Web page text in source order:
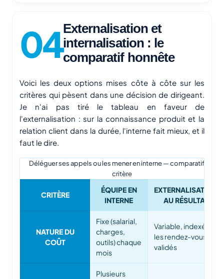
Externalisation et
internalisation : le
comparatif honnête
Voici les deux options mises côte à côte sur les
critères qui pèsent dans une décision de dirigeant.
Je n'ai pas tiré le tableau en faveur de
l'externalisation : sur la connaissance produit et la
relation client dans la durée, l'interne fait mieux, et il
faut le dire.
Déléguer ses appels ou les mener en interne — comparatif par
critère
CRITÈRE
ÉQUIPE EN
INTERNE
EXTERNALISATION
AU RÉSULTAT
NATURE DU
COÛT
Fixe (salarial,
charges,
outils) chaque
mois
Variable, indexé sur
les rendez-vous
validés
Plusieurs